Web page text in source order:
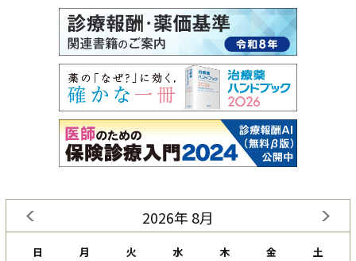
2026年 8月
日 月 火 水 木 金 土